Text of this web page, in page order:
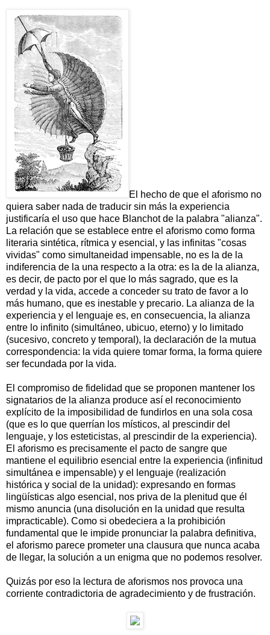
El hecho de que el aforismo no
quiera saber nada de traducir sin más la experiencia
justificaría el uso que hace Blanchot de la palabra "alianza".
La relación que se establece entre el aforismo como forma
literaria sintética, rítmica y esencial, y las infinitas "cosas
vividas" como simultaneidad impensable, no es la de la
indiferencia de la una respecto a la otra: es la de la alianza,
es decir, de pacto por el que lo más sagrado, que es la
verdad y la vida, accede a conceder su trato de favor a lo
más humano, que es inestable y precario. La alianza de la
experiencia y el lenguaje es, en consecuencia, la alianza
entre lo infinito (simultáneo, ubicuo, eterno) y lo limitado
(sucesivo, concreto y temporal), la declaración de la mutua
correspondencia: la vida quiere tomar forma, la forma quiere
ser fecundada por la vida.
El compromiso de fidelidad que se proponen mantener los
signatarios de la alianza produce así el reconocimiento
explícito de la imposibilidad de fundirlos en una sola cosa
(que es lo que querrían los místicos, al prescindir del
lenguaje, y los esteticistas, al prescindir de la experiencia).
El aforismo es precisamente el pacto de sangre que
mantiene el equilibrio esencial entre la experiencia (infinitud
simultánea e impensable) y el lenguaje (realización
histórica y social de la unidad): expresando en formas
lingüísticas algo esencial, nos priva de la plenitud que él
mismo anuncia (una disolución en la unidad que resulta
impracticable). Como si obedeciera a la prohibición
fundamental que le impide pronunciar la palabra definitiva,
el aforismo parece prometer una clausura que nunca acaba
de llegar, la solución a un enigma que no podemos resolver.
Quizás por eso la lectura de aforismos nos provoca una
corriente contradictoria de agradecimiento y de frustración.